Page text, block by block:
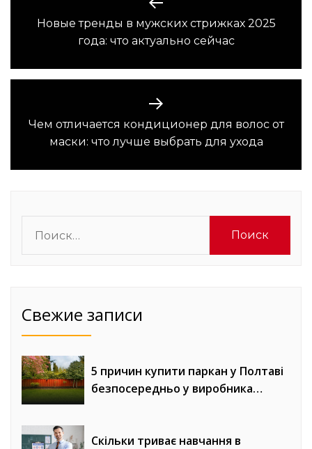
Предыдущая
запись:
Новые тренды в мужских стрижках 2025
года: что актуально сейчас
Следующая
запись:
Чем отличается кондиционер для волос от
маски: что лучше выбрать для ухода
Свежие записи
5 причин купити паркан у Полтаві
безпосередньо у виробника
Скільки триває навчання в